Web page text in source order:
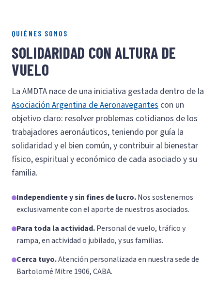
QUIÉNES SOMOS
SOLIDARIDAD CON ALTURA DE
VUELO
La AMDTA nace de una iniciativa gestada dentro de la
Asociación Argentina de Aeronavegantes con un
objetivo claro: resolver problemas cotidianos de los
trabajadores aeronáuticos, teniendo por guía la
solidaridad y el bien común, y contribuir al bienestar
físico, espiritual y económico de cada asociado y su
familia.
Independiente y sin fines de lucro.Nos sostenemos
exclusivamente con el aporte de nuestros asociados.
Para toda la actividad.Personal de vuelo, tráfico y
rampa, en actividad o jubilado, y sus familias.
Cerca tuyo.Atención personalizada en nuestra sede de
Bartolomé Mitre 1906, CABA.